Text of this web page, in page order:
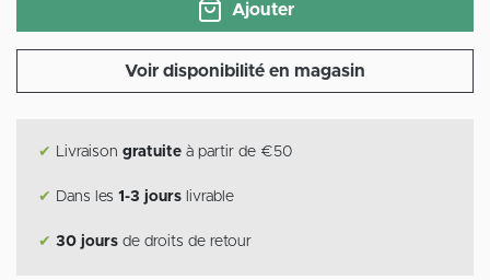
Ajouter
Voir disponibilité en magasin
✔ Livraison gratuite à partir de €50
✔ Dans les 1-3 jours livrable
✔ 30 jours de droits de retour